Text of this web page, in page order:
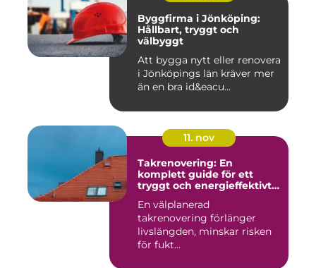
Byggfirma i Jönköping:
Hållbart, tryggt och
välbyggt
Att bygga nytt eller renovera
i Jönköpings län kräver mer
än en bra id&eacu...
11. nov
Takrenovering: En
komplett guide för ett
tryggt och energieffektivt
En välplanerad
takrenovering förlänger
livslängden, minskar risken
för fukt...